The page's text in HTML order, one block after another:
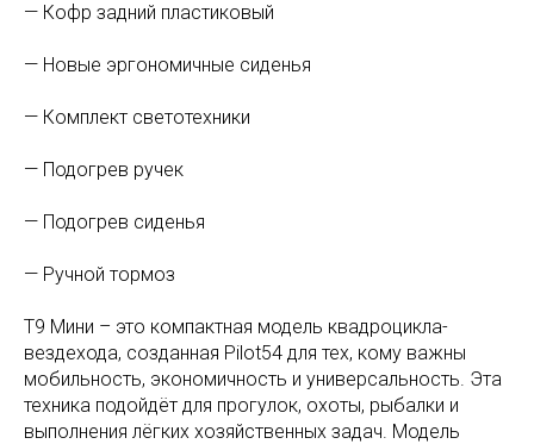
— Кофр задний пластиковый
— Новые эргономичные сиденья
— Комплект светотехники
— Подогрев ручек
— Подогрев сиденья
— Ручной тормоз
T9 Мини – это компактная модель квадроцикла-
вездехода, созданная Pilot54 для тех, кому важны
мобильность, экономичность и универсальность. Эта
техника подойдёт для прогулок, охоты, рыбалки и
выполнения лёгких хозяйственных задач. Модель